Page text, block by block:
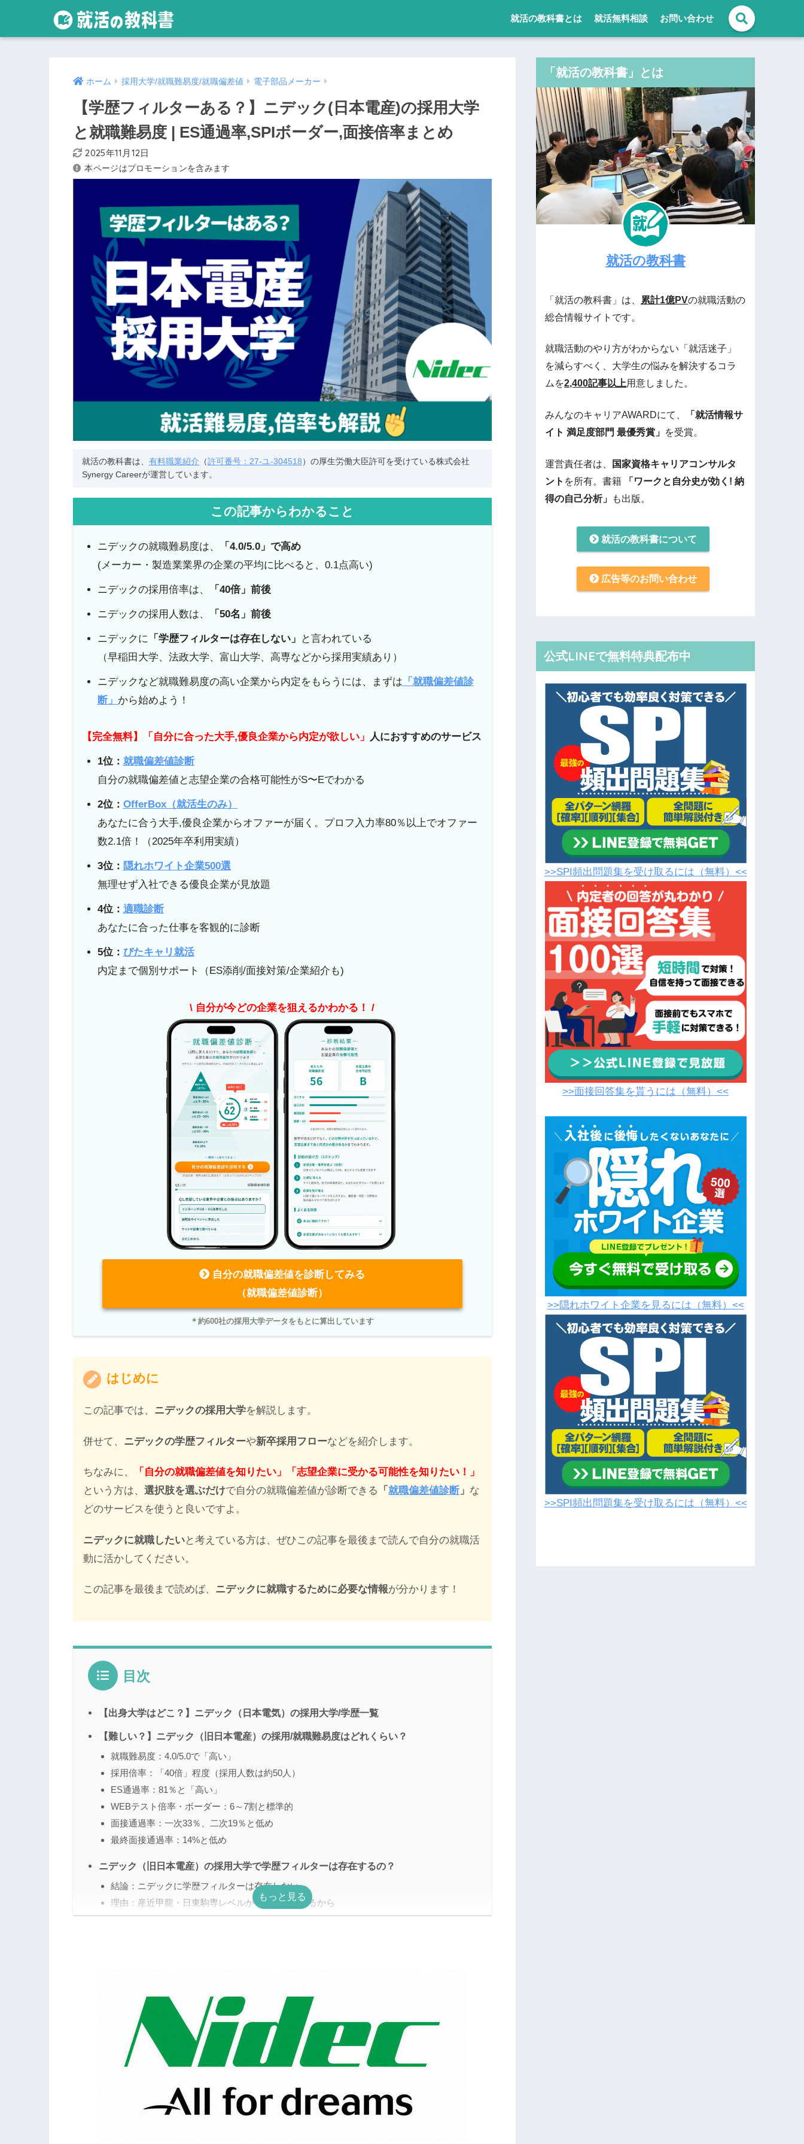
就活の教科書とは 就活無料相談 お問い合わせ
ホーム 採用大学/就職難易度/就職偏差値 電子部品メーカー
【学歴フィルターある？】ニデック(日本電産)の採用大学
と就職難易度 | ES通過率,SPIボーダー,面接倍率まとめ
2025年11月12日
本ページはプロモーションを含みます
就活の教科書は、 有料職業紹介 （許可番号：27-ユ-304518 ）の厚生労働大臣許可を受けている株式会社
Synergy Careerが運営しています。
この記事からわかること
ニデックの就職難易度は、
「4.0/5.0」で高め
(メーカー・製造業業界の企業の平均に比べると、0.1点高い)
ニデックの採用倍率は、 「40倍」前後
ニデックの採用人数は、 「50名」前後
ニデックに 「学歴フィルターは存在しない」
と言われている
（早稲田大学、法政大学、富山大学、高専などから採用実績あり）
ニデックなど就職難易度の高い企業から内定をもらうには、まずは 「就職偏差値診
断」 から始めよう！
【完全無料】「自分に合った大手,優良企業から内定が欲しい」 人におすすめのサービス
1位： 就職偏差値診断
自分の就職偏差値と志望企業の合格可能性がS〜Eでわかる
2位： OfferBox（就活生のみ）
あなたに合う大手,優良企業からオファーが届く。プロフ入力率80％以上でオファー
数2.1倍！（2025年卒利用実績）
3位： 隠れホワイト企業500選
無理せず入社できる優良企業が見放題
4位： 適職診断
あなたに合った仕事を客観的に診断
5位： ぴたキャリ就活
内定まで個別サポート（ES添削/面接対策/企業紹介も)
\ 自分が今どの企業を狙えるかわかる！ /
自分の就職偏差値を診断してみる
（就職偏差値診断）
＊約600社の採用大学データをもとに算出しています
はじめに
この記事では、 ニデックの採用大学を解説します。
併せて、 ニデックの学歴フィルターや新卒採用フローなどを紹介します。
ちなみに、
「自分の就職偏差値を知りたい」「志望企業に受かる可能性を知りたい！」
という方は、選択肢を選ぶだけで自分の就職偏差値が診断できる 「就職偏差値診断 」 な
どのサービスを使うと良いですよ。
ニデックに就職したいと考えている方は、ぜひこの記事を最後まで読んで自分の就職活
動に活かしてください。
この記事を最後まで読めば、 ニデックに就職するために必要な情報が分かります！
目次
【出身大学はどこ？】ニデック（日本電気）の採用大学/学歴一覧
【難しい？】ニデック（旧日本電産）の採用/就職難易度はどれくらい？
就職難易度：4.0/5.0で「高い」
採用倍率：「40倍」程度（採用人数は約50人）
ES通過率：81％と「高い」
WEBテスト倍率・ボーダー：6～7割と標準的
面接通過率：一次33％、二次19％と低め
最終面接通過率：14%と低め
ニデック（旧日本電産）の採用大学で学歴フィルターは存在するの？
結論：ニデックに学歴フィルターは存在しない
理由：産近甲龍・日東駒専レベルからも採用があるから
注意点：産近甲龍・日東駒専以下は少し厳しい
選考フロー③：Webテスト（SPIまたは玉手箱）
選考フロー④：一次面接
選考フロー⑤：二次面接
選考フロー⑥：最終面接
対策法①：「なぜニデックなのか」を明確にしておく
対策法②：就活のプロのサポートを受ける
「就活の教科書」とは
就活の教科書
「就活の教科書」は、 累計1億PVの就職活動の
総合情報サイトです。
就職活動のやり方がわからない「就活迷子」
を減らすべく、大学生の悩みを解決するコラ
ムを2,400記事以上用意しました。
みんなのキャリアAWARDにて、
「就活情報サ
イト 満足度部門 最優秀賞」 を受賞。
運営責任者は、
国家資格キャリアコンサルタ
ント を所有。書籍 「ワークと自分史が効く! 納
得の自己分析」
も出版。
就活の教科書について
広告等のお問い合わせ
公式LINEで無料特典配布中
>>SPI頻出問題集を受け取るには（無料）<<
>>面接回答集を貰うには（無料）<<
>>隠れホワイト企業を見るには（無料）<<
>>SPI頻出問題集を受け取るには（無料）<<